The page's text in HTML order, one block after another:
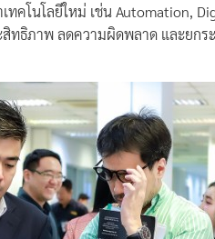
คโนโลยีใหม่ เช่น Automation,
สิทธิภาพ ลดความผิดพลาด และยก